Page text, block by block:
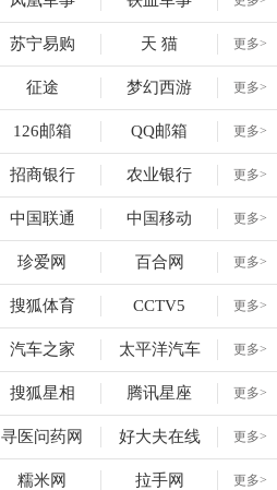
苏宁易购 天 猫 更多>
征途 梦幻西游 更多>
126邮箱 QQ邮箱 更多>
招商银行 农业银行 更多>
中国联通 中国移动 更多>
珍爱网 百合网 更多>
搜狐体育 CCTV5 更多>
汽车之家 太平洋汽车 更多>
搜狐星相 腾讯星座 更多>
寻医问药网 好大夫在线 更多>
糯米网 拉手网 更多>